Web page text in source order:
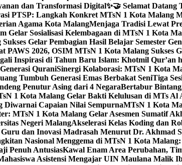
dan Transformasi Digital✨🤝 Selamat Datang
PTSP: Langkah Konkret MTsN 1 Kota Malang
Agama Kota MalangMenjaga Tradisi Lewat
Sosialisasi Kelembagaan di MTsN 1 Kota
Gelar Pembagian Hasil Belajar Semester
PAWS 2026, OSIM MTsN 1 Kota Malang Sukses
Inspirasi di Tahun Baru Islam: Khotmil Qur’an
QuraniSinergi Kolaborasi: MTsN 1 Kota
Tumbuh Generasi Emas Berbakat SeniTiga
Penutur Asing dari 4 NegaraBertabur
1 Kota Malang Gelar Bakti Kelulusan di MTs Al
Diwarnai Capaian Nilai SempurnaMTsN 1 Kota
MTsN 1 Kota Malang Gelar Asesmen Sumatif
Negeri MalangAkselerasi Kelas Koding dan
Guru dan Inovasi Madrasah Menurut Dr. Akhmad
Nasional Menggema di MTsN 1 Kota
Penuh AntusiasKawal Enam Area Perubahan,
Asistensi Mengajar UIN Maulana Malik